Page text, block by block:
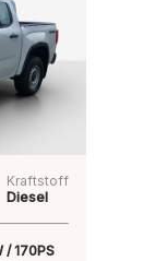
Kraftstoff
Diesel
/ 170PS